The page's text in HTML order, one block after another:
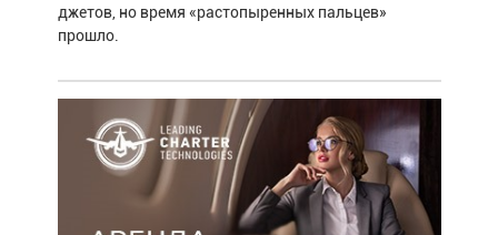
джетов, но время «растопыренных пальцев»
прошло.